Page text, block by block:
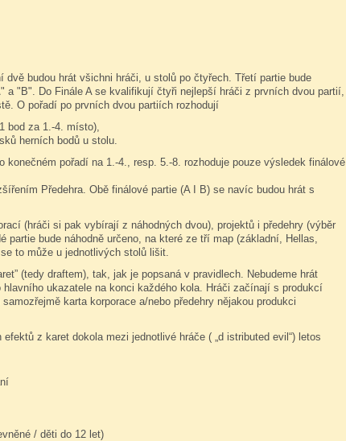
dvě budou hrát všichni hráči, u stolů po čtyřech. Třetí partie bude
a "B". Do Finále A se kvalifikují čtyři nejlepší hráči z prvních dvou partií,
O pořadí po prvních dvou partiích rozhodují
bod za 1.-4. místo),
herních bodů u stolu.
konečném pořadí na 1.-4., resp. 5.-8. rozhoduje pouze výsledek finálové
Předehra. Obě finálové partie (A I B) se navíc budou hrát s
(hráči si pak vybírají z náhodných dvou), projektů i předehry (výběr
partie bude náhodně určeno, na které ze tří map (základní, Hellas,
to může u jednotlivých stolů lišit.
(tedy draftem), tak, jak je popsaná v pravidlech. Nebudeme hrát
ukazatele na konci každého kola. Hráči začínají s produkcí
karta korporace a/nebo předehry nějakou produkci
z karet dokola mezi jednotlivé hráče ( „d istributed evil“) letos
/ děti do 12 let)